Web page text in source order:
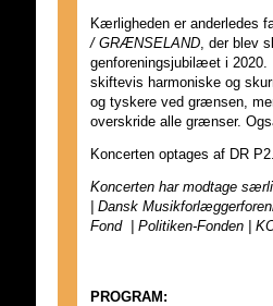
Kærligheden er anderledes
/ GRÆNSELAND, der blev
genforeningsjubilæet i
skiftevis harmoniske og
og tyskere ved grænsen,
overskride alle grænser.
Koncerten optages af DR
Koncerten har modtage
| Dansk
Fond | Politiken-Fonden |
PROGRAM: